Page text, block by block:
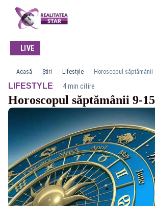
LIVE
Acasă Știri Lifestyle Horoscopul săptămânii
LIFESTYLE· 4 min citire
Horoscopul săptămânii 9-